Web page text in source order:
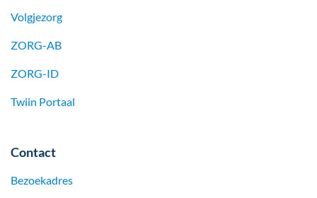
Volgjezorg
ZORG-AB
ZORG-ID
Twiin Portaal
Contact
Bezoekadres